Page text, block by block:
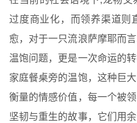
过度商业化，而领养渠道则
愈，对于一只流浪萨摩耶而
温饱问题，更是一次命运的
家庭餐桌旁的温饱，这种巨
衡量的情感价值，每一个被
坚韧与重生的故事，它们用